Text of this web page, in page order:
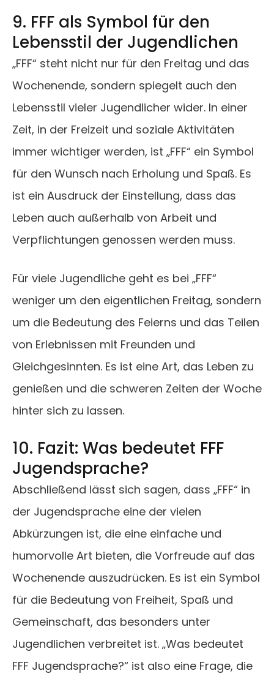
9. FFF als Symbol für den
Lebensstil der Jugendlichen
„FFF“ steht nicht nur für den Freitag und das
Wochenende, sondern spiegelt auch den
Lebensstil vieler Jugendlicher wider. In einer
Zeit, in der Freizeit und soziale Aktivitäten
immer wichtiger werden, ist „FFF“ ein Symbol
für den Wunsch nach Erholung und Spaß. Es
ist ein Ausdruck der Einstellung, dass das
Leben auch außerhalb von Arbeit und
Verpflichtungen genossen werden muss.
Für viele Jugendliche geht es bei „FFF“
weniger um den eigentlichen Freitag, sondern
um die Bedeutung des Feierns und das Teilen
von Erlebnissen mit Freunden und
Gleichgesinnten. Es ist eine Art, das Leben zu
genießen und die schweren Zeiten der Woche
hinter sich zu lassen.
10. Fazit: Was bedeutet FFF
Jugendsprache?
Abschließend lässt sich sagen, dass „FFF“ in
der Jugendsprache eine der vielen
Abkürzungen ist, die eine einfache und
humorvolle Art bieten, die Vorfreude auf das
Wochenende auszudrücken. Es ist ein Symbol
für die Bedeutung von Freiheit, Spaß und
Gemeinschaft, das besonders unter
Jugendlichen verbreitet ist. „Was bedeutet
FFF Jugendsprache?“ ist also eine Frage, die